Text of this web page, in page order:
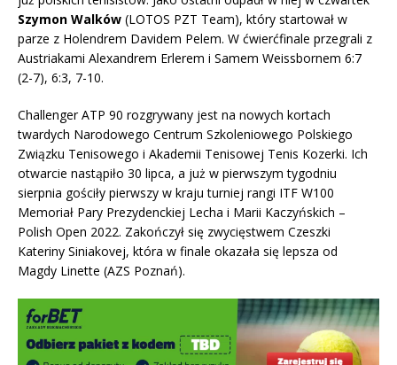
Szymon Walków (LOTOS PZT Team), który startował w
parze z Holendrem Davidem Pelem. W ćwierćfinale przegrali z
Austriakami Alexandrem Erlerem i Samem Weissbornem 6:7
(2-7), 6:3, 7-10.
Challenger ATP 90 rozgrywany jest na nowych kortach
twardych Narodowego Centrum Szkoleniowego Polskiego
Związku Tenisowego i Akademii Tenisowej Tenis Kozerki. Ich
otwarcie nastąpiło 30 lipca, a już w pierwszym tygodniu
sierpnia gościły pierwszy w kraju turniej rangi ITF W100
Memoriał Pary Prezydenckiej Lecha i Marii Kaczyńskich –
Polish Open 2022. Zakończył się zwycięstwem Czeszki
Kateriny Siniakovej, która w finale okazała się lepsza od
Magdy Linette (AZS Poznań).